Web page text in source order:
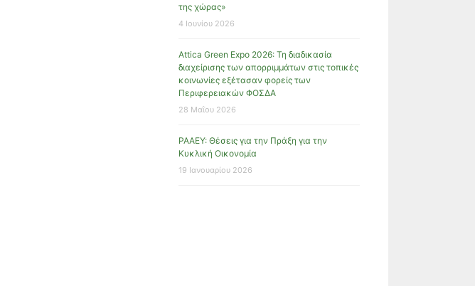
της χώρας»
4 Ιουνίου 2026
Attica Green Expo 2026: Τη διαδικασία
διαχείρισης των απορριμμάτων στις τοπικές
κοινωνίες εξέτασαν φορείς των
Περιφερειακών ΦΟΣΔΑ
28 Μαΐου 2026
ΡΑΑΕΥ: Θέσεις για την Πράξη για την
Κυκλική Οικονομία
19 Ιανουαρίου 2026